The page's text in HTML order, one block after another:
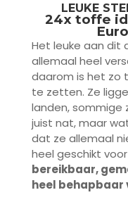
LEUKE
24x toffe
Het leuke aan dit
allemaal heel
daarom is het zo
te zetten. Ze
landen, sommige
juist nat, maar
dat ze allemaal
heel geschikt
bereikbaar,
heel behapbaar